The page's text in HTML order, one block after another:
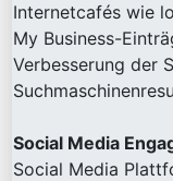
Internetcafés wie
My Business-
Verbesserung der
Social Media
Social Media